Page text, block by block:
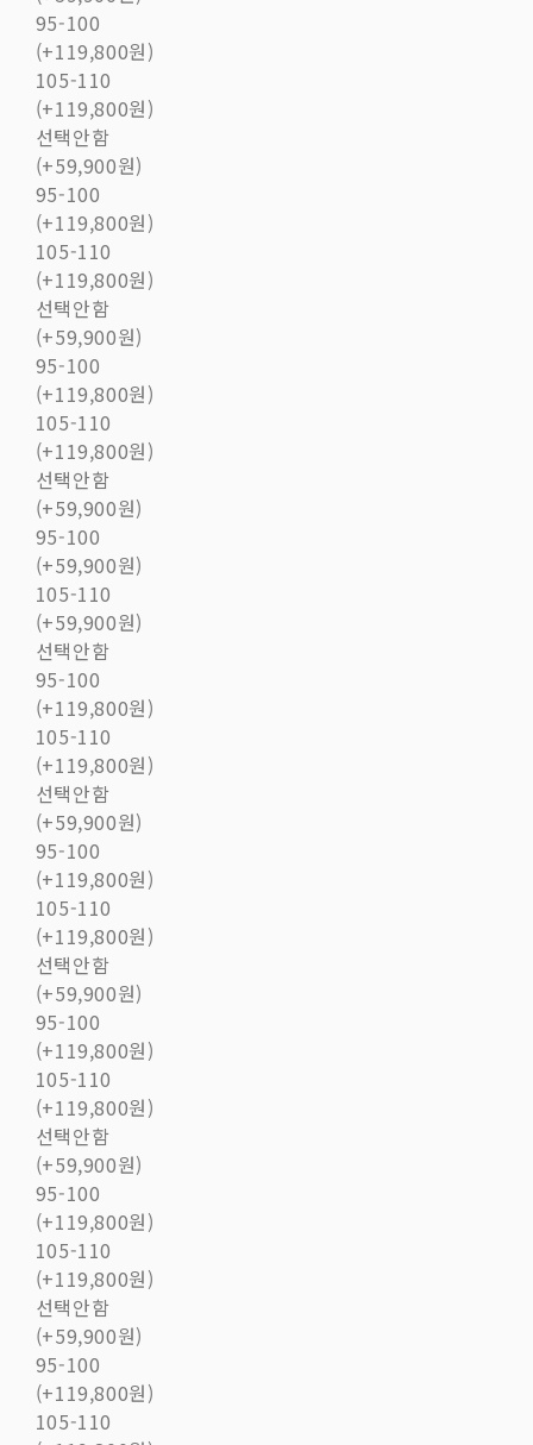
95-100
(+119,800원)
105-110
(+119,800원)
선택안함
(+59,900원)
95-100
(+119,800원)
105-110
(+119,800원)
선택안함
(+59,900원)
95-100
(+119,800원)
105-110
(+119,800원)
선택안함
(+59,900원)
95-100
(+59,900원)
105-110
(+59,900원)
선택안함
95-100
(+119,800원)
105-110
(+119,800원)
선택안함
(+59,900원)
95-100
(+119,800원)
105-110
(+119,800원)
선택안함
(+59,900원)
95-100
(+119,800원)
105-110
(+119,800원)
선택안함
(+59,900원)
95-100
(+119,800원)
105-110
(+119,800원)
선택안함
(+59,900원)
95-100
(+119,800원)
105-110